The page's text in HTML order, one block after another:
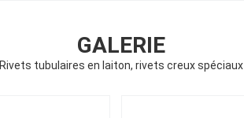
GALERIE
Rivets tubulaires en laiton, rivets creux spéciaux